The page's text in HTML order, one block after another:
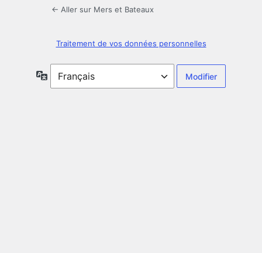
← Aller sur Mers et Bateaux
Traitement de vos données personnelles
Langue